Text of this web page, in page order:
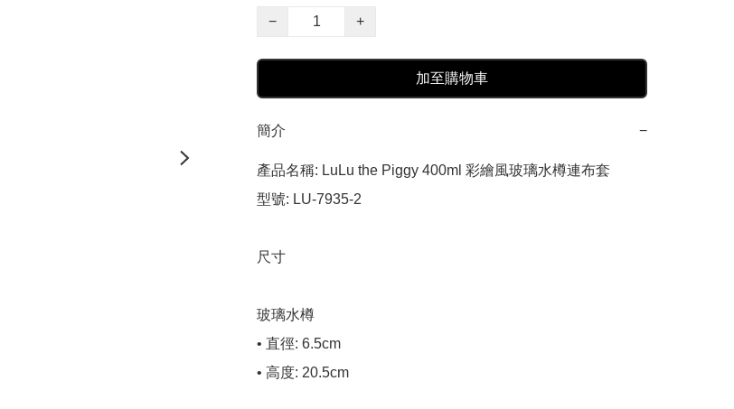
−
+
加至購物車
簡介 −
產品名稱: LuLu the Piggy 400ml 彩繪風玻璃水樽連布套
型號: LU-7935-2
尺寸
玻璃水樽
• 直徑: 6.5cm
• 高度: 20.5cm